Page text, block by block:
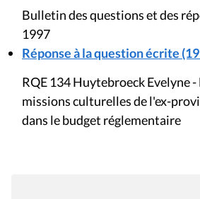
Bulletin des questions et des
1997
Réponse à la question écrite
RQE 134 Huytebroeck Evelyne
missions culturelles de l'ex-
dans le budget réglementaire